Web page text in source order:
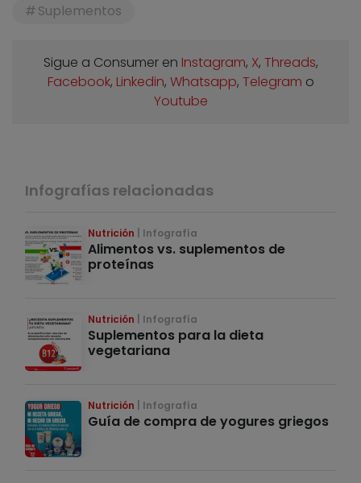
Suplementos
Sigue a Consumer en Instagram, X, Threads,
Facebook, Linkedin, Whatsapp, Telegram o
Youtube
Infografías relacionadas
Nutrición Infografía
Alimentos vs. suplementos de
proteínas
Nutrición Infografía
Suplementos para la dieta
vegetariana
Nutrición Infografía
Guía de compra de yogures griegos